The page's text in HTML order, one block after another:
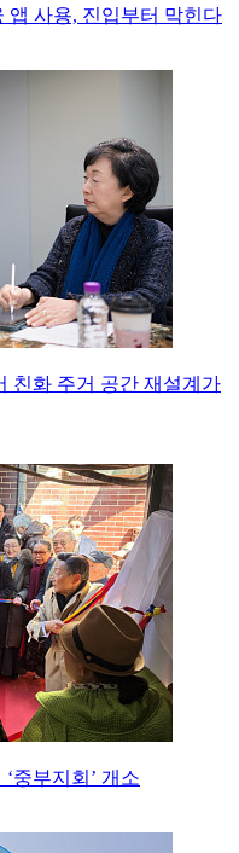
사용, 진입부터 막힌다
친화 주거 공간 재설계가
중부지회’ 개소